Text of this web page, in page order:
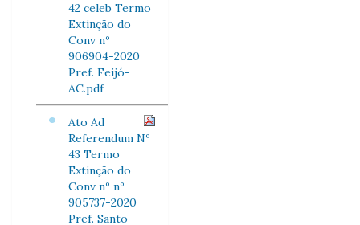
42 celeb Termo
Extinção do
Conv nº
906904-2020
Pref. Feijó-
AC.pdf
Ato Ad
Referendum Nº
43 Termo
Extinção do
Conv nº nº
905737-2020
Pref. Santo